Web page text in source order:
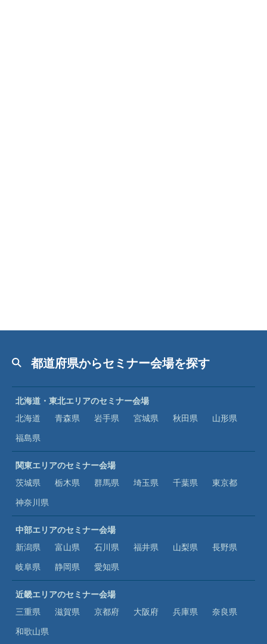
都道府県からセミナー会場を探す
北海道・東北エリアのセミナー会場
北海道
青森県 岩手県 宮城県 秋田県
山形県
福島県
関東エリアのセミナー会場
茨城県
栃木県 群馬県 埼玉県 千葉県
東京都
神奈川県
中部エリアのセミナー会場
新潟県
富山県 石川県 福井県 山梨県
長野県
岐阜県
静岡県 愛知県
近畿エリアのセミナー会場
三重県
滋賀県 京都府 大阪府 兵庫県
奈良県
和歌山県